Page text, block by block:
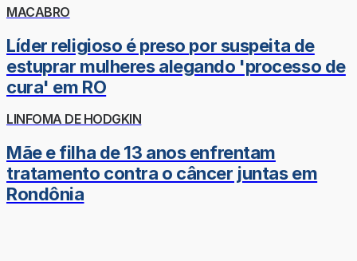
MACABRO
Líder religioso é preso por suspeita de
estuprar mulheres alegando 'processo de
cura' em RO
LINFOMA DE HODGKIN
Mãe e filha de 13 anos enfrentam
tratamento contra o câncer juntas em
Rondônia